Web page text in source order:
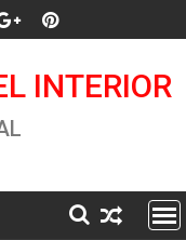
INTERIOR